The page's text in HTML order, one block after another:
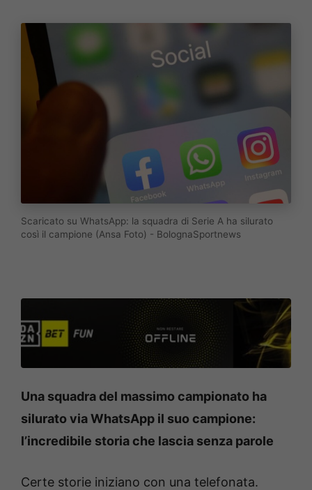
Scaricato su WhatsApp: la squadra di Serie A ha silurato
così il campione (Ansa Foto) - BolognaSportnews
Una squadra del massimo campionato ha
silurato via WhatsApp il suo campione:
l’incredibile storia che lascia senza parole
Certe storie iniziano con una telefonata.